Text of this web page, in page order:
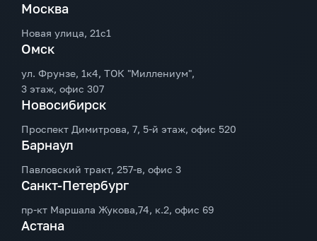
Москва
Новая улица, 21с1
Омск
ул. Фрунзе, 1к4, ТОК "Миллениум",
3 этаж, офис 307
Новосибирск
Проспект Димитрова, 7, 5-й этаж, офис 520
Барнаул
Павловский тракт, 257-в, офис 3
Санкт-Петербург
пр-кт Маршала Жукова,74, к.2, офис 69
Астана